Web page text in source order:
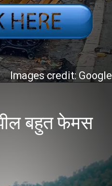
Images credit: Google
बहुत फेमस